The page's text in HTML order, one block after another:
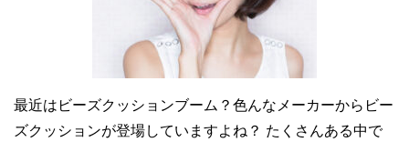
最近はビーズクッションブーム？色んなメーカーからビー
ズクッションが登場していますよね？ たくさんある中で